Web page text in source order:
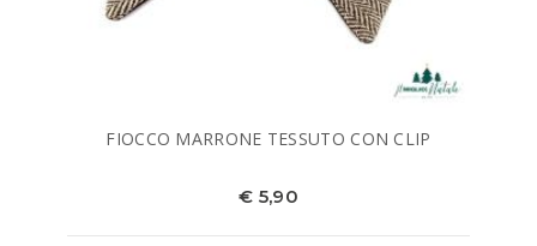
FIOCCO MARRONE TESSUTO CON CLIP
€ 5,90